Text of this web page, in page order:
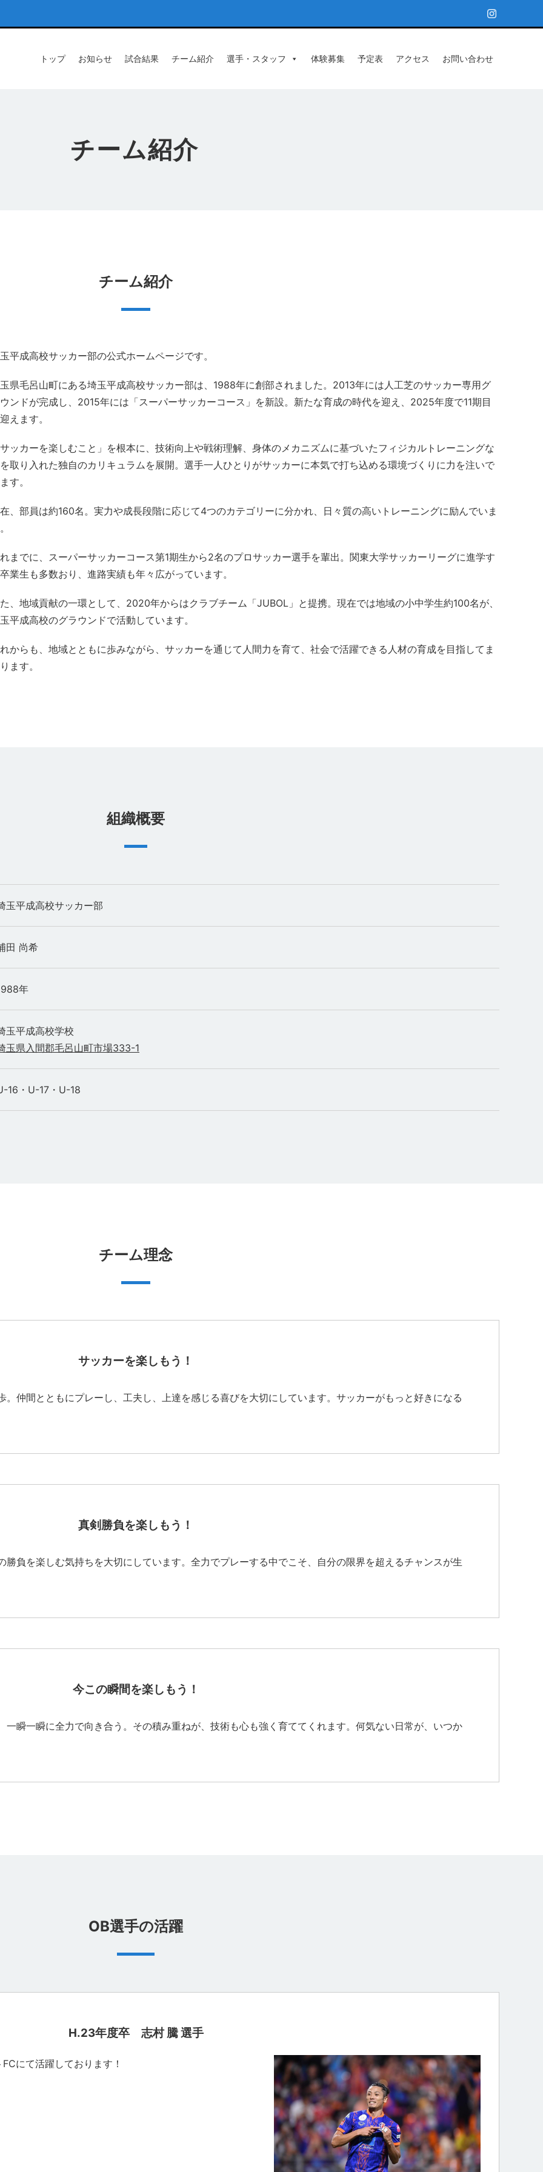
トップ お知らせ 試合結果 チーム紹介 選手・スタッフ 体験募集 予定表 アクセス お問い合わせ
チーム紹介
チーム紹介
平成高校サッカー部の公式ホームページです。
県毛呂山町にある埼玉平成高校サッカー部は、1988年に創部されました。2013年には人工芝のサッカー専用グ
ンドが完成し、2015年には「スーパーサッカーコース」を新設。新たな育成の時代を迎え、2025年度で11期目
えます。
ッカーを楽しむこと」を根本に、技術向上や戦術理解、身体のメカニズムに基づいたフィジカルトレーニングな
取り入れた独自のカリキュラムを展開。選手一人ひとりがサッカーに本気で打ち込める環境づくりに力を注いで
す。
、部員は約160名。実力や成長段階に応じて4つのカテゴリーに分かれ、日々質の高いトレーニングに励んでいま
までに、スーパーサッカーコース第1期生から2名のプロサッカー選手を輩出。関東大学サッカーリーグに進学す
業生も多数おり、進路実績も年々広がっています。
、地域貢献の一環として、2020年からはクラブチーム「JUBOL」と提携。現在では地域の小中学生約100名が、
平成高校のグラウンドで活動しています。
からも、地域とともに歩みながら、サッカーを通じて人間力を育て、社会で活躍できる人材の育成を目指してま
ます。
組織概要
玉平成高校サッカー部
田 尚希
年
玉平成高校学校
玉県入間郡毛呂山町市場333-1
16・U-17・U-18
チーム理念
サッカーを楽しもう！
仲間とともにプレーし、工夫し、上達を感じる喜びを大切にしています。サッカーがもっと好きになる
真剣勝負を楽しもう！
負を楽しむ気持ちを大切にしています。全力でプレーする中でこそ、自分の限界を超えるチャンスが生
今この瞬間を楽しもう！
瞬一瞬に全力で向き合う。その積み重ねが、技術も心も強く育ててくれます。何気ない日常が、いつか
OB選手の活躍
H.23年度卒 志村 騰 選手
にて活躍しております！